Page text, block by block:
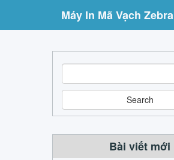
Máy In Mã Vạch Zebra
S
e
a
r
h
Bài viết mới